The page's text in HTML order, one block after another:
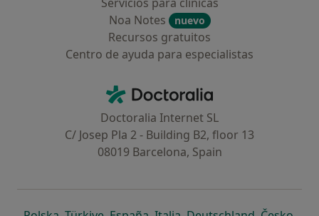
Noa Notes
nuevo
Recursos gratuitos
Centro de ayuda para especialistas
Doctoralia - Página de inicio
Doctoralia Internet SL
C/ Josep Pla 2 - Building B2, floor 13
08019 Barcelona, Spain